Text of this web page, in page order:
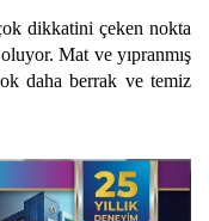
dikkatini çeken nokta
Mat ve yıpranmış
daha berrak ve temiz